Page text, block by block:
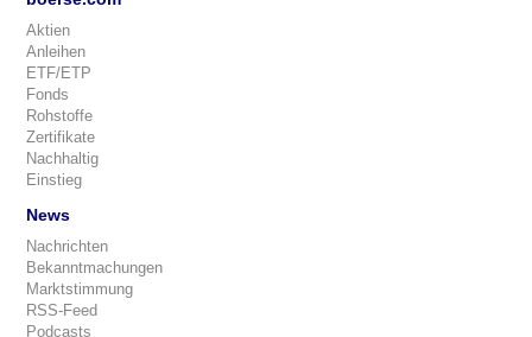
Aktien
Anleihen
ETF/ETP
Fonds
Rohstoffe
Zertifikate
Nachhaltig
Einstieg
News
Nachrichten
Bekanntmachungen
Marktstimmung
RSS-Feed
Podcasts